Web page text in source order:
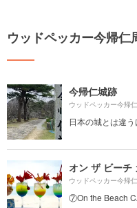
ウッドペッカー今帰仁
今帰仁城跡
ウッドペッカー今帰
日本の城とは違
オン ザ ビーチ
ウッドペッカー今帰
⑦On the Beach